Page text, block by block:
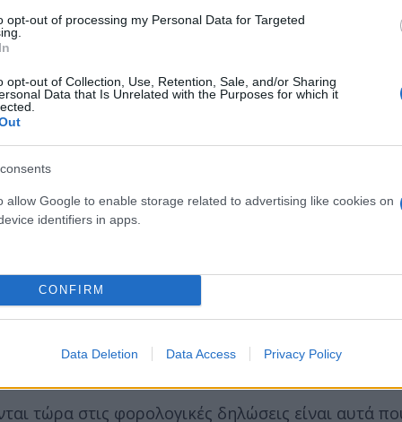
opt-out of processing my Personal Data for Targeted
opt-out of Collection, Use, Retention, Sale, and/or Sharing
Data that Is Unrelated with the Purposes for which it
allow Google to enable storage related to advertising like cookies on
identifiers in apps.
CONFIRM
Data Deletion Data Access Privacy Policy
περίοδο Αυγούστου – Σεπτεμβρίου – Οκτωβρίου.
Pass και είναι από 22 έως 100 ευρώ τον μήνα.
πιστωθούν στην άυλη ψηφιακή κάρτα. Όσοι
20%, άρα θα λάβουν το 80% του ποσού.
παράταση οι φορολογικές δηλώσεις δεν
διπλή πληρωμή και εξόφληση τον Οκτώβριο.
τώρα στις φορολογικές δηλώσεις είναι αυτά